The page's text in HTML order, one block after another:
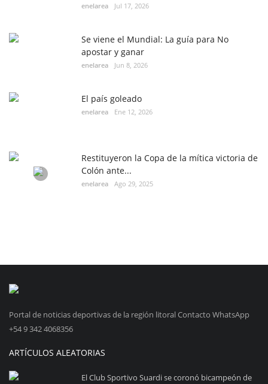
enelarea Jul 17, 2026
Se viene el Mundial: La guía para No
apostar y ganar
enelarea Jun 8, 2026
El país goleado
enelarea Ene 12, 2026
Restituyeron la Copa de la mítica victoria de
Colón ante...
enelarea Ago 29, 2025
Portal de noticias deportivas de la región litoral Contacto WhatsApp
+54 9 342 4068356
ARTÍCULOS ALEATORIAS
El Club Sportivo Suardi se coronó bicampeón de